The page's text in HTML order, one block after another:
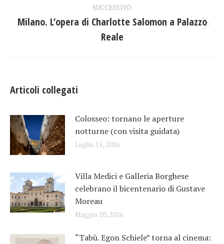
post
SUCCESSIVO
Prossimo
post:
Milano. L’opera di Charlotte Salomon a Palazzo
Reale
Articoli collegati
Colosseo: tornano le aperture
notturne (con visita guidata)
Luglio 15, 2026
Villa Medici e Galleria Borghese
celebrano il bicentenario di Gustave
Moreau
Maggio 20, 2026
“Tabù. Egon Schiele” torna al cinema: